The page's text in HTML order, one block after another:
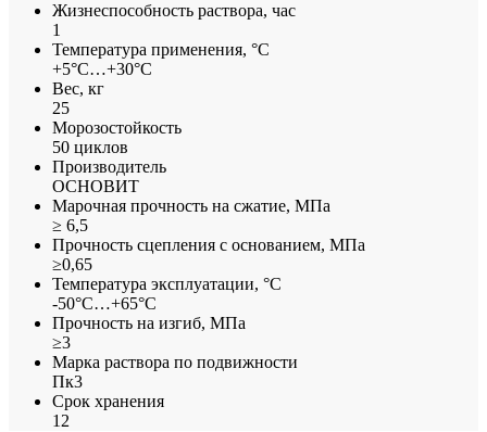
Жизнеспособность раствора, час
1
Температура применения, °С
+5°С…+30°С
Вес, кг
25
Морозостойкость
50 циклов
Производитель
ОСНОВИТ
Марочная прочность на сжатие, МПа
≥ 6,5
Прочность сцепления с основанием, МПа
≥0,65
Температура эксплуатации, °С
-50°С…+65°С
Прочность на изгиб, МПа
≥3
Марка раствора по подвижности
Пк3
Срок хранения
12